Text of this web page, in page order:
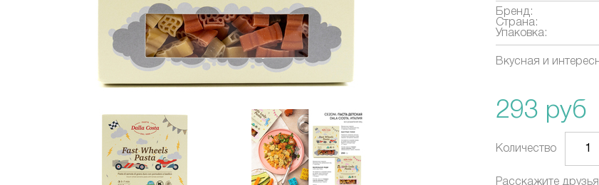
Бренд:
Страна:
Упаковка:
Вкусная и
293 руб
Количество
Расскажите